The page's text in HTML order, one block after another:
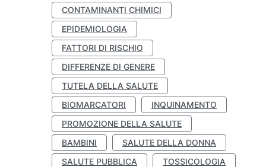
CONTAMINANTI CHIMICI
EPIDEMIOLOGIA
FATTORI DI RISCHIO
DIFFERENZE DI GENERE
TUTELA DELLA SALUTE
BIOMARCATORI
INQUINAMENTO
PROMOZIONE DELLA SALUTE
BAMBINI
SALUTE DELLA DONNA
SALUTE PUBBLICA
TOSSICOLOGIA